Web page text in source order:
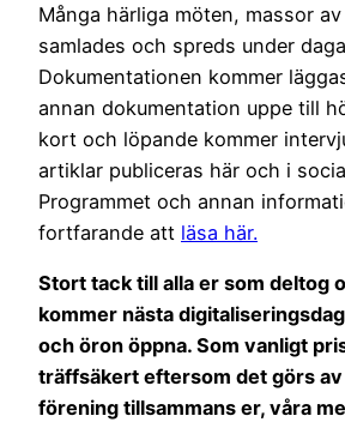
Många härliga möten, massor
samlades och spreds under
Dokumentationen kommer
annan dokumentation uppe till
kort och löpande kommer
artiklar publiceras här och i
Programmet och annan
fortfarande att läsa här.
Stort tack till alla er som deltog
kommer nästa
och öron öppna. Som vanligt
träffsäkert eftersom det görs
förening tillsammans er, våra